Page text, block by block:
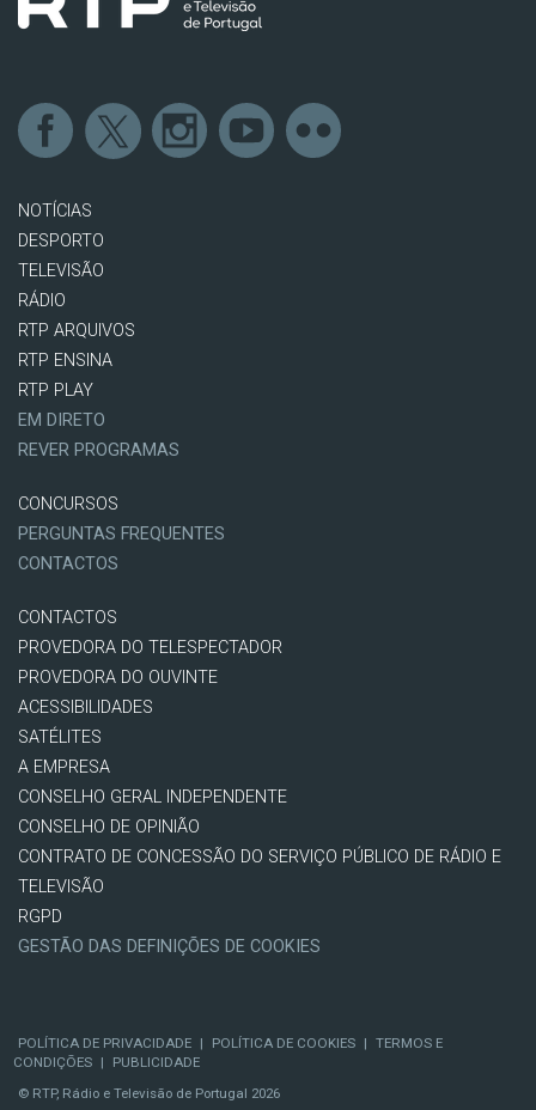
NOTÍCIAS
DESPORTO
TELEVISÃO
RÁDIO
RTP ARQUIVOS
RTP ENSINA
RTP PLAY
EM DIRETO
REVER PROGRAMAS
CONCURSOS
PERGUNTAS FREQUENTES
CONTACTOS
CONTACTOS
PROVEDORA DO TELESPECTADOR
PROVEDORA DO OUVINTE
ACESSIBILIDADES
SATÉLITES
A EMPRESA
CONSELHO GERAL INDEPENDENTE
CONSELHO DE OPINIÃO
CONTRATO DE CONCESSÃO DO SERVIÇO PÚBLICO DE RÁDIO E
TELEVISÃO
RGPD
GESTÃO DAS DEFINIÇÕES DE COOKIES
POLÍTICA DE PRIVACIDADE | POLÍTICA DE COOKIES | TERMOS E
CONDIÇÕES |
PUBLICIDADE
© RTP, Rádio e Televisão de Portugal 2026